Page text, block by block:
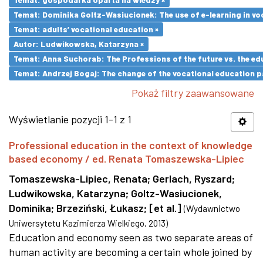
Temat: Dominika Goltz-Wasiucionek: The use of e-learning in
Temat: adults’ vocational education ×
Autor: Ludwikowska, Katarzyna ×
Temat: Anna Suchorab: The Professions of the future vs. the
Temat: Andrzej Bogaj: The change of the vocational education
Pokaż filtry zaawansowane
Wyświetlanie pozycji 1-1 z 1
Professional education in the context of knowledge
based economy / ed. Renata Tomaszewska-Lipiec
Tomaszewska-Lipiec, Renata; Gerlach, Ryszard;
Ludwikowska, Katarzyna; Goltz-Wasiucionek,
Dominika; Brzeziński, Łukasz; [et al.] (Wydawnictwo
Uniwersytetu Kazimierza Wielkiego, 2013)
Education and economy seen as two separate areas of
human activity are becoming a certain whole joined by